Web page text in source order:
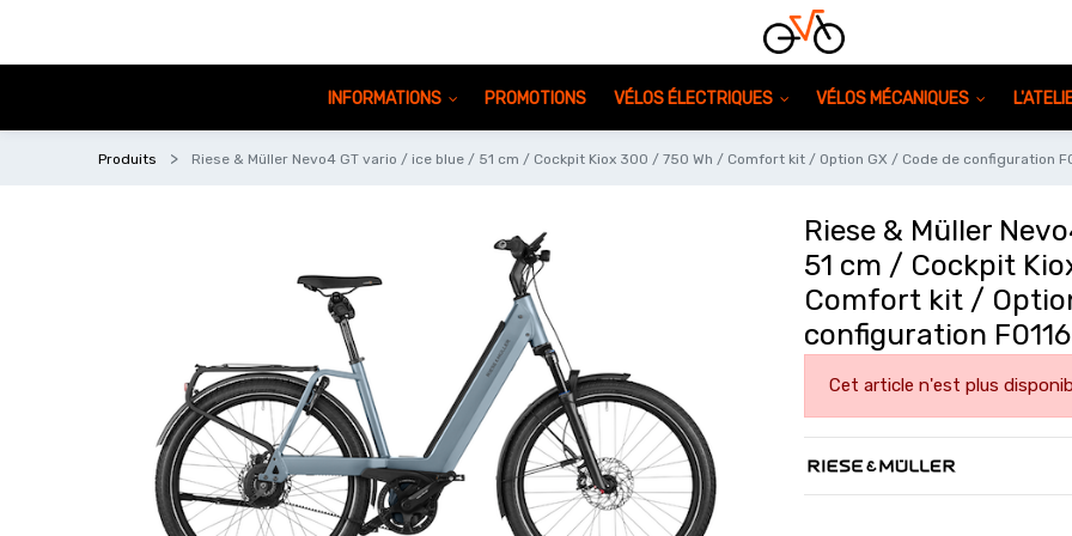
INFORMATIONS PROMOTIONS VÉLOS ÉLECTRIQUES VÉLOS MÉCANIQUES
Produits Riese & Müller Nevo4 GT vario / ice blue / 51 cm / Cockpit Kiox 300 / 750 Wh / Comfort kit / Option GX / Code de configuration
Riese & Müller
51 cm / Cockpit
Comfort kit /
configuration
Cet article n'est plus